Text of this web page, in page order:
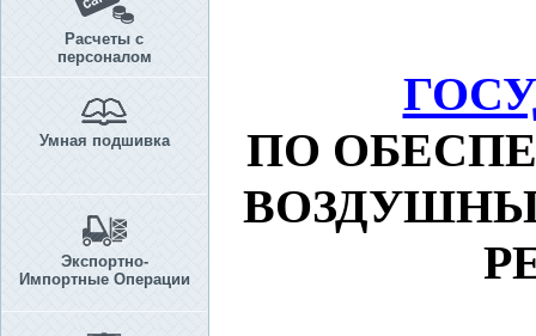
Расчеты с
персоналом
Умная подшивка
Экспортно-
Импортные Операции
ПО